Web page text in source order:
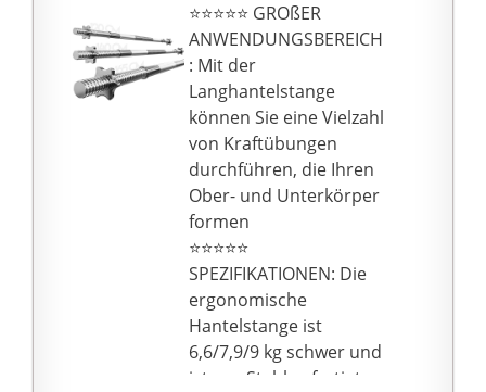
⭐⭐⭐⭐⭐ GROßER
ANWENDUNGSBEREICH
: Mit der
Langhantelstange
können Sie eine Vielzahl
von Kraftübungen
durchführen, die Ihren
Ober- und Unterkörper
formen
⭐⭐⭐⭐⭐
SPEZIFIKATIONEN: Die
ergonomische
Hantelstange ist
6,6/7,9/9 kg schwer und
ist aus Stahl gefertigt